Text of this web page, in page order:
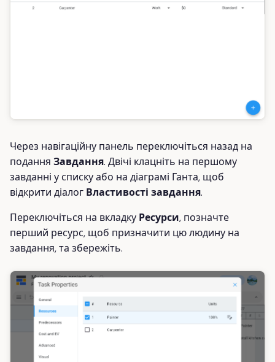
Через навігаційну панель переключіться назад на
подання Завдання. Двічі клацніть на першому
завданні у списку або на діаграмі Ганта, щоб
відкрити діалог Властивості завдання.
Переключіться на вкладку Ресурси, позначте
перший ресурс, щоб призначити цю людину на
завдання, та збережіть.